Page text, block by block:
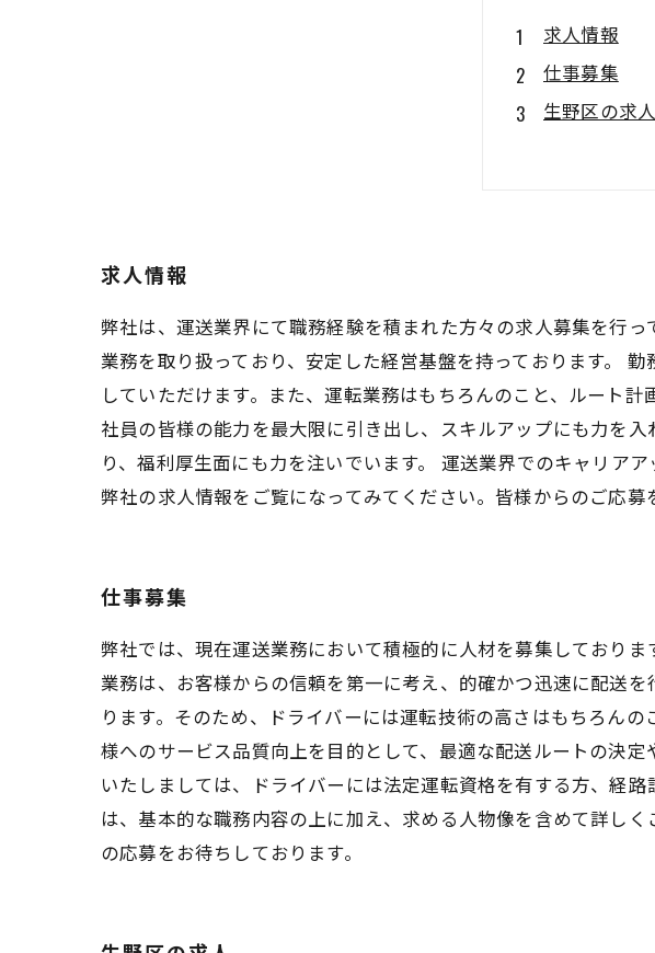
求人情報
仕事募集
生野区の求人
求人情報
弊社は、運送業界にて職務経験を積まれた方々の求人募集を行
業務を取り扱っており、安定した経営基盤を持っております。
していただけます。また、運転業務はもちろんのこと、ルート
社員の皆様の能力を最大限に引き出し、スキルアップにも力を
り、福利厚生面にも力を注いでいます。 運送業界でのキャリア
弊社の求人情報をご覧になってみてください。皆様からのご応募
仕事募集
弊社では、現在運送業務において積極的に人材を募集しており
業務は、お客様からの信頼を第一に考え、的確かつ迅速に配送
ります。そのため、ドライバーには運転技術の高さはもちろん
様へのサービス品質向上を目的として、最適な配送ルートの決
いたしましては、ドライバーには法定運転資格を有する方、経
は、基本的な職務内容の上に加え、求める人物像を含めて詳し
の応募をお待ちしております。